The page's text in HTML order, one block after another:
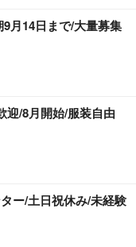
月14日まで/大量募集
迎/8月開始/服装自由
ー/土日祝休み/未経験